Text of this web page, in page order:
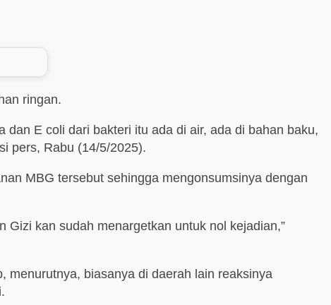
ringan.
E coli dari bakteri itu ada di air, ada di bahan baku,
pers, Rabu (14/5/2025).
MBG tersebut sehingga mengonsumsinya dengan
kan sudah menargetkan untuk nol kejadian,”
menurutnya, biasanya di daerah lain reaksinya